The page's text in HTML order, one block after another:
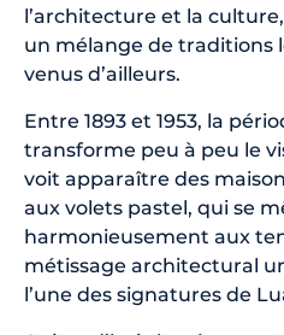
l’architecture et la
un mélange de traditions
venus d’ailleurs.
Entre 1893 et 1953, la
transforme peu à peu le
voit apparaître des
aux volets pastel, qui se
harmonieusement aux
métissage architectural
l’une des signatures de